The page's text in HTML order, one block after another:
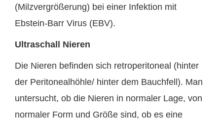
(Milzvergrößerung) bei einer Infektion mit
Ebstein-Barr Virus (EBV).
Ultraschall Nieren
Die Nieren befinden sich retroperitoneal (hinter
der Peritonealhöhle/ hinter dem Bauchfell). Man
untersucht, ob die Nieren in normaler Lage, von
normaler Form und Größe sind, ob es eine